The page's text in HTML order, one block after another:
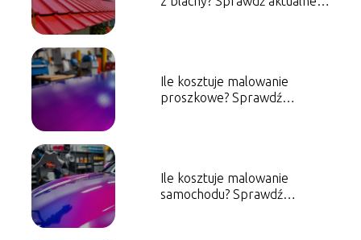
Ile kosztuje malowanie
proszkowe? Sprawdź
Ile kosztuje malowanie
samochodu? Sprawdź